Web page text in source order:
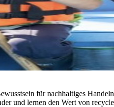
für nachhaltiges
und lernen den Wert von